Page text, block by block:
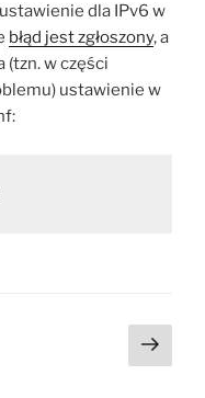
dla IPv6 w
błąd jest zgłoszony, a
(tzn. w części
ustawienie w